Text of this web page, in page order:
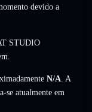
devido a
STUDIO
N/A. A
se atualmente em